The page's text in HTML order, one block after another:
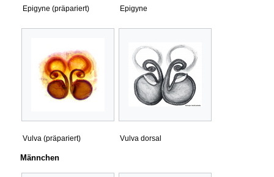
Epigyne (präpariert) Epigyne
Vulva (präpariert) Vulva dorsal
Männchen